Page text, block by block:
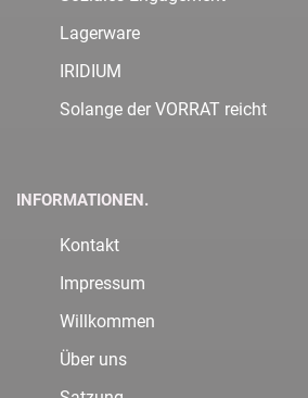
Lagerware
IRIDIUM
Solange der VORRAT reicht
INFORMATIONEN.
Kontakt
Impressum
Willkommen
Über uns